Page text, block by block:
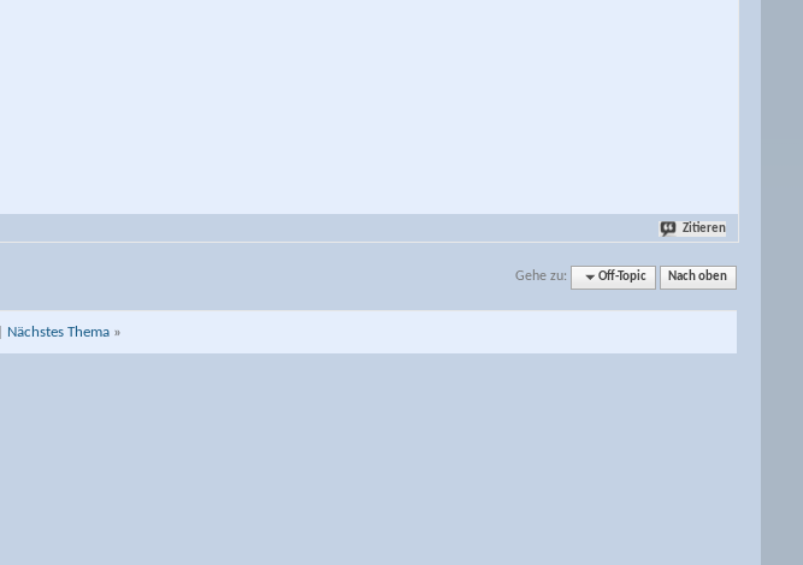
Zitieren
Gehe zu: Off-Topic Nach oben
Nächstes Thema »